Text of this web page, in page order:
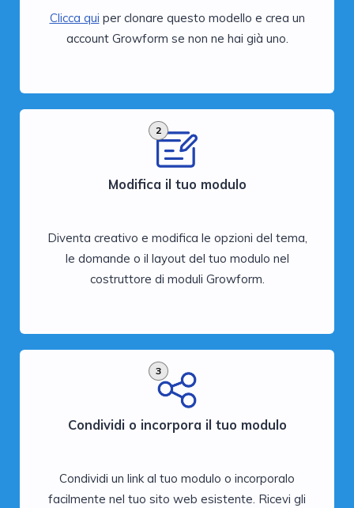
Clicca qui per clonare questo modello e crea un
account Growform se non ne hai già uno.
2
Modifica il tuo modulo
Diventa creativo e modifica le opzioni del tema,
le domande o il layout del tuo modulo nel
costruttore di moduli Growform.
3
Condividi o incorpora il tuo modulo
Condividi un link al tuo modulo o incorporalo
facilmente nel tuo sito web esistente. Ricevi gli